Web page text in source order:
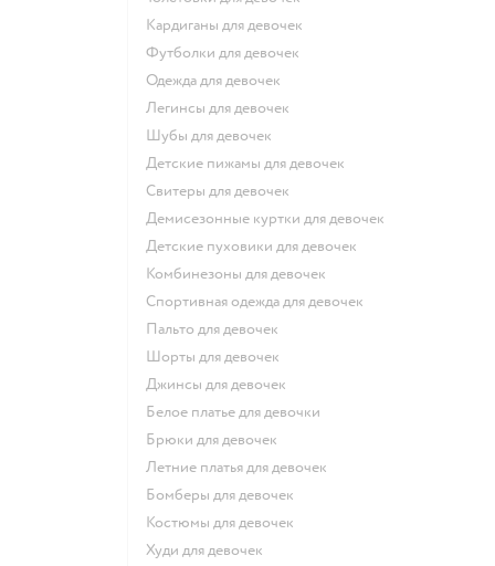
Кардиганы для девочек
Футболки для девочек
Одежда для девочек
Легинсы для девочек
Шубы для девочек
Детские пижамы для девочек
Свитеры для девочек
Демисезонные куртки для девочек
Детские пуховики для девочек
Комбинезоны для девочек
Спортивная одежда для девочек
Пальто для девочек
Шорты для девочек
Джинсы для девочек
Белое платье для девочки
Брюки для девочек
Летние платья для девочек
Бомберы для девочек
Костюмы для девочек
Худи для девочек